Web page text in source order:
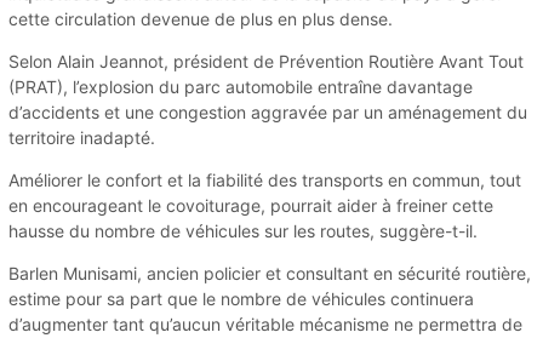
cette circulation devenue de plus en plus dense.
Selon Alain Jeannot, président de Prévention Routière Avant Tout
(PRAT), l’explosion du parc automobile entraîne davantage
d’accidents et une congestion aggravée par un aménagement du
territoire inadapté.
Améliorer le confort et la fiabilité des transports en commun, tout
en encourageant le covoiturage, pourrait aider à freiner cette
hausse du nombre de véhicules sur les routes, suggère-t-il.
Barlen Munisami, ancien policier et consultant en sécurité routière,
estime pour sa part que le nombre de véhicules continuera
d’augmenter tant qu’aucun véritable mécanisme ne permettra de